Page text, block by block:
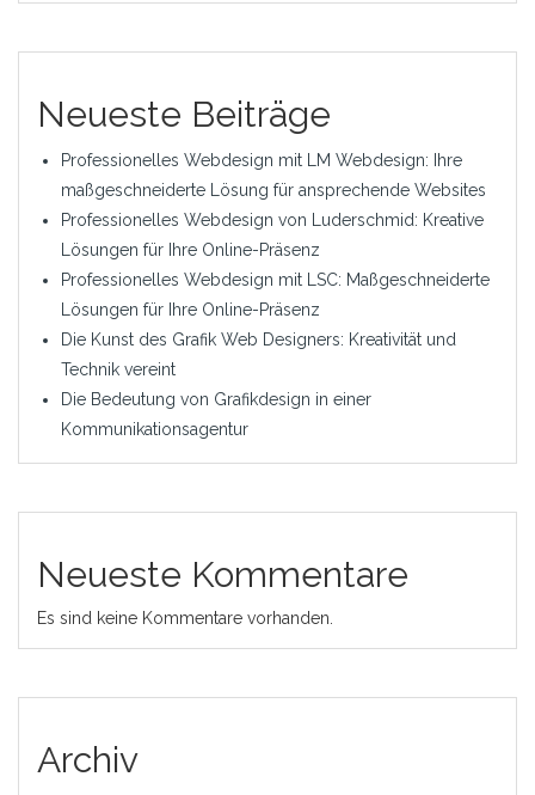
Neueste Beiträge
Professionelles Webdesign mit LM Webdesign: Ihre
maßgeschneiderte Lösung für ansprechende Websites
Professionelles Webdesign von Luderschmid: Kreative
Lösungen für Ihre Online-Präsenz
Professionelles Webdesign mit LSC: Maßgeschneiderte
Lösungen für Ihre Online-Präsenz
Die Kunst des Grafik Web Designers: Kreativität und
Technik vereint
Die Bedeutung von Grafikdesign in einer
Kommunikationsagentur
Neueste Kommentare
Es sind keine Kommentare vorhanden.
Archiv